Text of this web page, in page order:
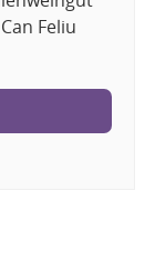
Feliu